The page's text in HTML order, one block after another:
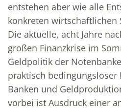
entstehen aber wie alle
konkreten wirtschaftlichen
Die aktuelle, acht Jahre
großen Finanzkrise im
Geldpolitik der
praktisch
Banken und
vorbei ist Ausdruck einer